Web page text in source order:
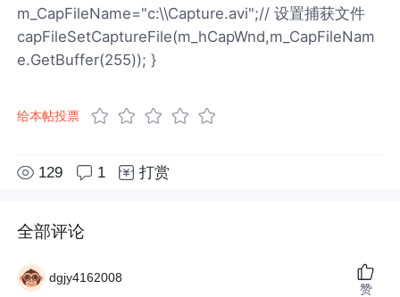
m_CapFileName="c:\\Capture.avi";// 设置捕获文件
capFileSetCaptureFile(m_hCapWnd,m_CapFileNam
e.GetBuffer(255)); }
给本帖投票
129 1 打赏
全部评论
dgjy4162008
赞